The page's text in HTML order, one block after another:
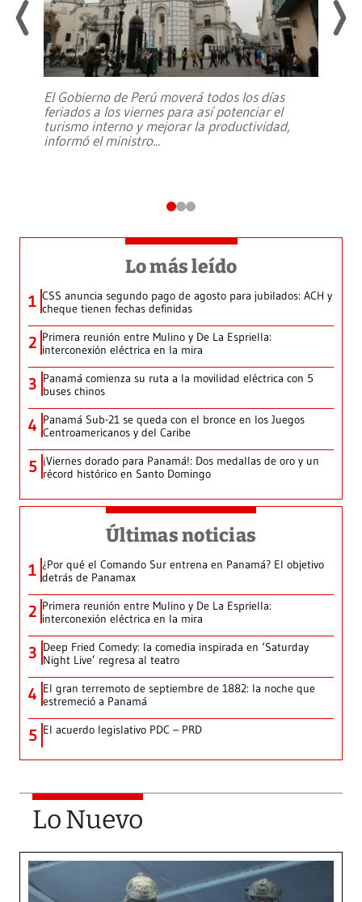
El Gobierno de Perú moverá todos los días
feriados a los viernes para así potenciar el
turismo interno y mejorar la productividad,
informó el ministro...
Lo más leído
1 CSS anuncia segundo pago de agosto para jubilados: ACH y
cheque tienen fechas definidas
2 Primera reunión entre Mulino y De La Espriella:
interconexión eléctrica en la mira
3 Panamá comienza su ruta a la movilidad eléctrica con 5
buses chinos
4 Panamá Sub-21 se queda con el bronce en los Juegos
Centroamericanos y del Caribe
5 ¡Viernes dorado para Panamá!: Dos medallas de oro y un
récord histórico en Santo Domingo
Últimas noticias
1 ¿Por qué el Comando Sur entrena en Panamá? El objetivo
detrás de Panamax
2 Primera reunión entre Mulino y De La Espriella:
interconexión eléctrica en la mira
3 Deep Fried Comedy: la comedia inspirada en ‘Saturday
Night Live’ regresa al teatro
4 El gran terremoto de septiembre de 1882: la noche que
estremeció a Panamá
5 El acuerdo legislativo PDC – PRD
Lo Nuevo